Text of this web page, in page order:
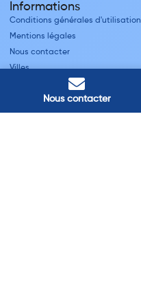
Nous contacter
Informations
Conditions générales d'utilisation
Mentions légales
Nous contacter
Villes
Nos adresses
Louviers